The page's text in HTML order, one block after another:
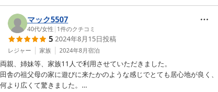
変わらず清潔さや設備面にご満足いただけたとのお言葉、何よりの
励みになります。また冬の当宿の楽しみ方まで口コミでご紹介いた
だきありがとうございます。魅力を感じていただけたことが何より
です。
またぜひ違う季節にもお越しください。心よりお待ちしておりま
す。
ＢＢＱ×露天風呂付き一棟貸切ホテル ｔｅｉｈａｋｕ秩父長瀞
古民家邸
マック5507
40代/女性 | 1件のクチコミ
5 2024年8月15日投稿
レジャー 家族 2024年8月宿泊
両親、姉妹等、家族11人で利用させていただきました。
田舎の祖父母の家に遊びに来たかのような感じでとても居心地が良く、
何より広くて驚きました。